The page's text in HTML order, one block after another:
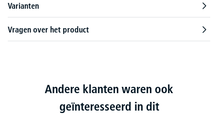
Varianten
Vragen over het product
Andere klanten waren ook
geïnteresseerd in dit